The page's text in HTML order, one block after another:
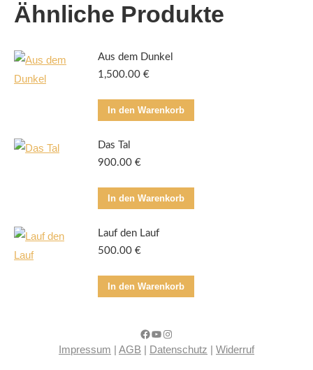
Ähnliche Produkte
Aus dem Dunkel
1,500.00 €
In den Warenkorb
Das Tal
900.00 €
In den Warenkorb
Lauf den Lauf
500.00 €
In den Warenkorb
Facebook YouTube Instagram
Impressum | AGB | Datenschutz | Widerruf